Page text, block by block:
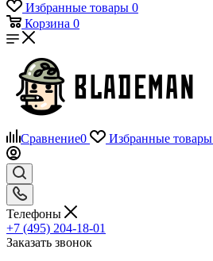
Избранные товары 0
Корзина 0
Сравнение0 Избранные товары
Телефоны
+7 (495) 204-18-01
Заказать звонок